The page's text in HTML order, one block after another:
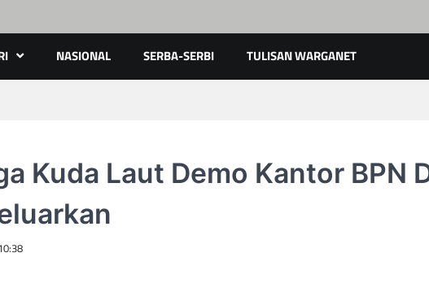
NASIONAL SERBA-SERBI TULISAN WARGANET
Kuda Laut Demo Kantor BPN